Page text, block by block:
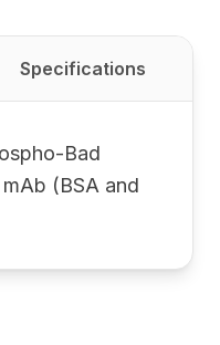
Specifications
Bad
(BSA and